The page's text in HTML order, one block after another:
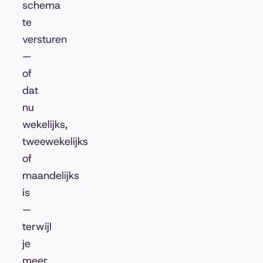
schema
te
versturen
—
of
dat
nu
wekelijks,
tweewekelijks
of
maandelijks
is
—
terwijl
je